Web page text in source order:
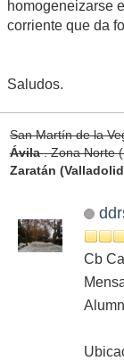
homogeneizarse
corriente que da
Saludos.
San Martín de la
Ávila. Zona Norte
Zaratán
Cb